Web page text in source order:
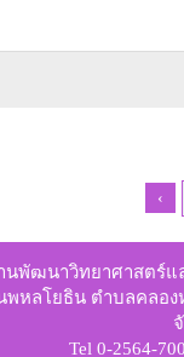
‹
นพัฒนาวิทยาศาสตร์แ
หลโยธิน ตำบลคลอง
Tel 0-2564-